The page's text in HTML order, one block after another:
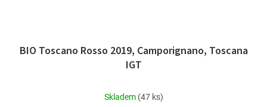
BIO Toscano Rosso 2019, Camporignano, Toscana
IGT
Průměrné
Skladem (47 ks)